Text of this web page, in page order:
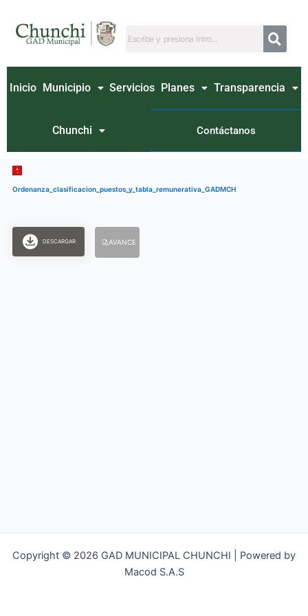
contenido
Inicio Municipio Servicios Planes Transparencia
Chunchi Contáctanos
Ordenanza_clasificacion_puestos_y_tabla_remunerativa_GADMCH
DESCARGAR AVANCE
Copyright © 2026 GAD MUNICIPAL CHUNCHI | Powered by
Macod S.A.S